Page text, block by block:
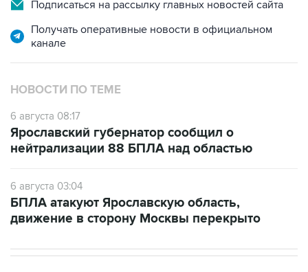
Подписаться на рассылку главных новостей сайта
Получать оперативные новости в официальном
канале
НОВОСТИ ПО ТЕМЕ
6 августа 08:17
Ярославский губернатор сообщил о
нейтрализации 88 БПЛА над областью
6 августа 03:04
БПЛА атакуют Ярославскую область,
движение в сторону Москвы перекрыто